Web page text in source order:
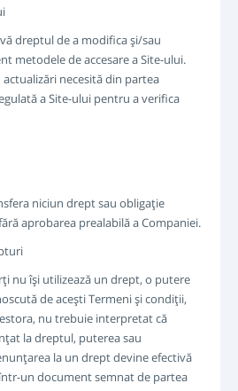
dreptul de a modifica şi/sau
metodele de accesare a Site-ului.
necesită din partea
a Site-ului pentru a verifica
niciun drept sau obligaţie
aprobarea prealabilă a Companiei.
nu îşi utilizează un drept, o putere
de aceşti Termeni şi condiţii,
nu trebuie interpretat că
la dreptul, puterea sau
la un drept devine efectivă
un document semnat de partea